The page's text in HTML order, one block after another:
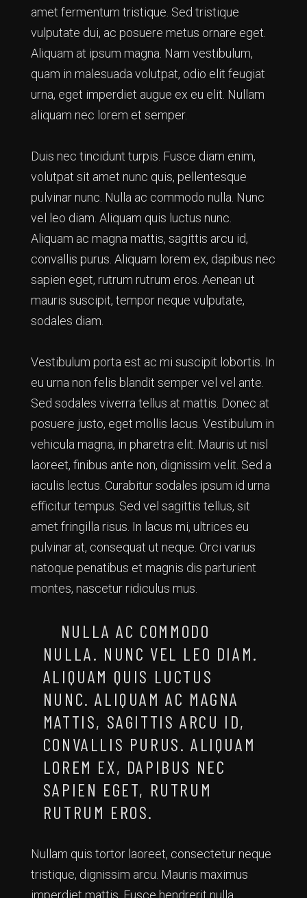
amet fermentum tristique. Sed tristique
vulputate dui, ac posuere metus ornare eget.
Aliquam at ipsum magna. Nam vestibulum,
quam in malesuada volutpat, odio elit feugiat
urna, eget imperdiet augue ex eu elit. Nullam
aliquam nec lorem et semper.
Duis nec tincidunt turpis. Fusce diam enim,
volutpat sit amet nunc quis, pellentesque
pulvinar nunc. Nulla ac commodo nulla. Nunc
vel leo diam. Aliquam quis luctus nunc.
Aliquam ac magna mattis, sagittis arcu id,
convallis purus. Aliquam lorem ex, dapibus nec
sapien eget, rutrum rutrum eros. Aenean ut
mauris suscipit, tempor neque vulputate,
sodales diam.
Vestibulum porta est ac mi suscipit lobortis. In
eu urna non felis blandit semper vel vel ante.
Sed sodales viverra tellus at mattis. Donec at
posuere justo, eget mollis lacus. Vestibulum in
vehicula magna, in pharetra elit. Mauris ut nisl
laoreet, finibus ante non, dignissim velit. Sed a
iaculis lectus. Curabitur sodales ipsum id urna
efficitur tempus. Sed vel sagittis tellus, sit
amet fringilla risus. In lacus mi, ultrices eu
pulvinar at, consequat ut neque. Orci varius
natoque penatibus et magnis dis parturient
montes, nascetur ridiculus mus.
NULLA AC COMMODO
NULLA. NUNC VEL LEO DIAM.
ALIQUAM QUIS LUCTUS
NUNC. ALIQUAM AC MAGNA
MATTIS, SAGITTIS ARCU ID,
CONVALLIS PURUS. ALIQUAM
LOREM EX, DAPIBUS NEC
SAPIEN EGET, RUTRUM
RUTRUM EROS.
Nullam quis tortor laoreet, consectetur neque
tristique, dignissim arcu. Mauris maximus
imperdiet mattis. Fusce hendrerit nulla